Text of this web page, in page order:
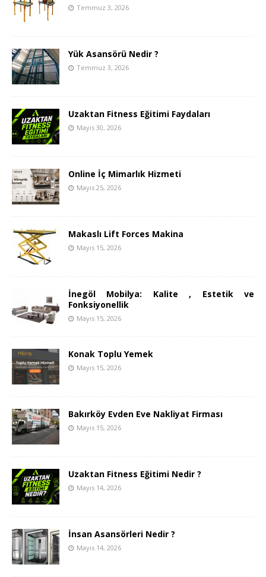
Temmuz 3, 2026
Yük Asansörü Nedir ?
Temmuz 3, 2026
Uzaktan Fitness Eğitimi Faydaları
Mayıs 30, 2026
Online İç Mimarlık Hizmeti
Mayıs 25, 2026
Makaslı Lift Forces Makina
Mayıs 15, 2026
İnegöl Mobilya: Kalite , Estetik ve
Fonksiyonellik
Mayıs 15, 2026
Konak Toplu Yemek
Mayıs 15, 2026
Bakırköy Evden Eve Nakliyat Firması
Mayıs 15, 2026
Uzaktan Fitness Eğitimi Nedir ?
Mayıs 14, 2026
İnsan Asansörleri Nedir ?
Mayıs 14, 2026